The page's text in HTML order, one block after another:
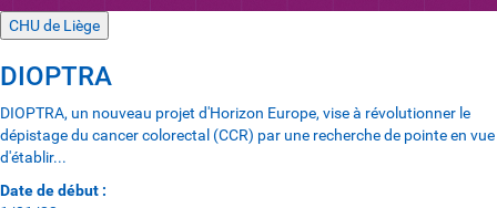
CHU de Liège
DIOPTRA
DIOPTRA, un nouveau projet d'Horizon Europe, vise à révolutionner le
dépistage du cancer colorectal (CCR) par une recherche de pointe en vue
d'établir...
Date de début :